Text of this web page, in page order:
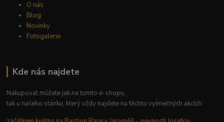
O nás
Blog
Novinky
Fotogalerie
Kde nás najdete
Nakupovat můžete jak na tomto e-shopu,
tak u našeho stánku, který vždy najdete na těchto vyímečných akcích: